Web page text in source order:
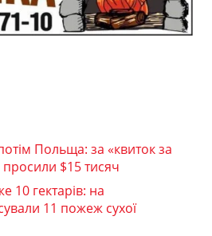
Польща: за «квиток за
$15 тисяч
10 гектарів: на
11 пожеж сухої